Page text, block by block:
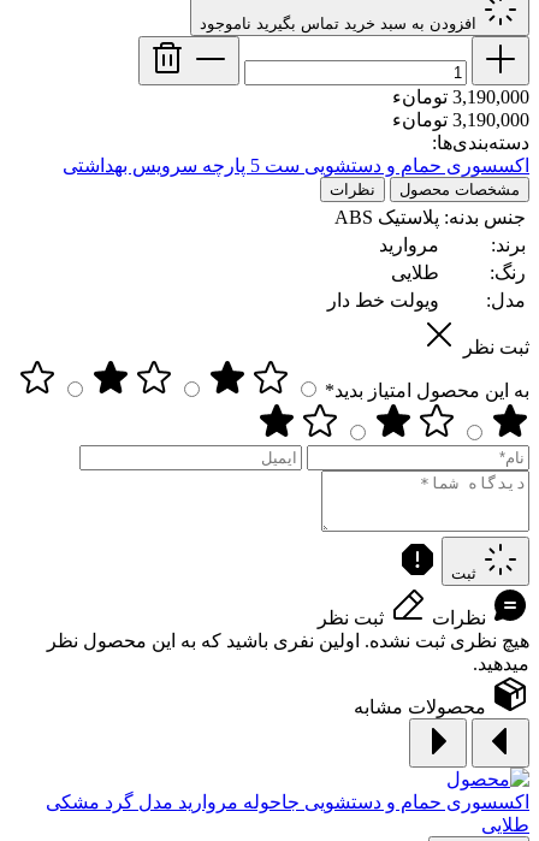
افزودن به سبد خرید تماس بگیرید ناموجود
3,190,000 تومانء
3,190,000 تومانء
دسته‌بندی‌ها:
اکسسوری حمام و دستشویی ست 5 پارچه سرویس بهداشتی
مشخصات محصول نظرات
جنس بدنه: پلاستیک ABS
برند:
مروارید
رنگ:
طلایی
مدل:
ویولت خط دار
ثبت نظر
به این محصول امتیاز بدید*
ثبت
نظرات
ثبت نظر
هیچ نظری ثبت نشده. اولین نفری باشید که به این محصول نظر
میدهید.
محصولات مشابه
اکسسوری حمام و دستشویی جاحوله مروارید مدل گرد مشکی
طلایی